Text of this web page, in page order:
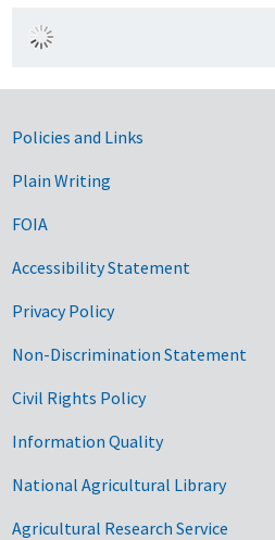
Government Links
Policies and Links
Plain Writing
FOIA
Accessibility Statement
Privacy Policy
Non-Discrimination Statement
Civil Rights Policy
Information Quality
National Agricultural Library
Agricultural Research Service